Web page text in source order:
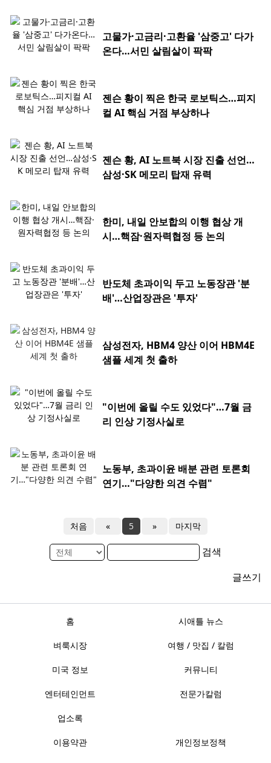
고물가·고금리·고환율 '삼중고' 다가
온다…서민 살림살이 팍팍
젠슨 황이 찍은 한국 로보틱스…피지
컬 AI 핵심 거점 부상하나
젠슨 황, AI 노트북 시장 진출 선언…
삼성·SK 메모리 탑재 유력
한미, 내일 안보합의 이행 협상 개
시…핵잠·원자력협정 등 논의
반도체 초과이익 두고 노동장관 '분
배'…산업장관은 '투자'
삼성전자, HBM4 양산 이어 HBM4E
샘플 세계 첫 출하
"이번에 올릴 수도 있었다"…7월 금
리 인상 기정사실로
노동부, 초과이윤 배분 관련 토론회
연기…"다양한 의견 수렴"
처음 « 5 » 마지막
검색
글쓰기
홈 시애틀 뉴스
벼룩시장 여행 / 맛집 / 칼럼
미국 정보 커뮤니티
엔터테인먼트 전문가칼럼
업소록
이용약관 개인정보정책